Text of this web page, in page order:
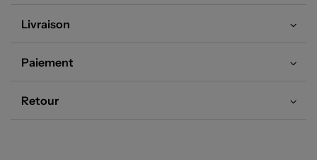
Livraison
Paiement
Retour